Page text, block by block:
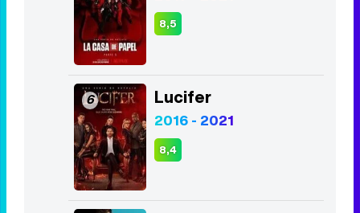
4 Juego de Tronos
8,2
5 La Casa de Papel
8,5